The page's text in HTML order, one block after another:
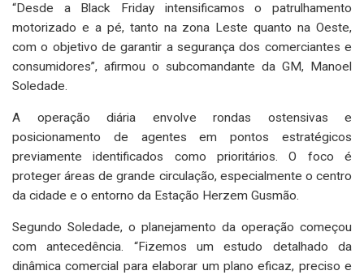
“Desde a Black Friday intensificamos o patrulhamento
motorizado e a pé, tanto na zona Leste quanto na Oeste,
com o objetivo de garantir a segurança dos comerciantes e
consumidores”, afirmou o subcomandante da GM, Manoel
Soledade.
A operação diária envolve rondas ostensivas e
posicionamento de agentes em pontos estratégicos
previamente identificados como prioritários. O foco é
proteger áreas de grande circulação, especialmente o centro
da cidade e o entorno da Estação Herzem Gusmão.
Segundo Soledade, o planejamento da operação começou
com antecedência. “Fizemos um estudo detalhado da
dinâmica comercial para elaborar um plano eficaz, preciso e